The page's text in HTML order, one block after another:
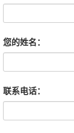
您的姓名：
联系电话：